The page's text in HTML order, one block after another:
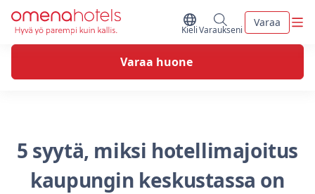
Skip to content
Vaihda kieltä
Kieli Minun varaukseni
Varaukseni
Varaa
Varaa huone
5 syytä, miksi hotellimajoitus
kaupungin keskustassa on